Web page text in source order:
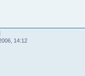
14:12